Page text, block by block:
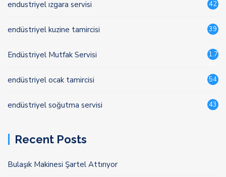
endustriyel ızgara servisi 42
endüstriyel kuzine tamircisi 39
Endüstriyel Mutfak Servisi
1.7
endüstriyel ocak tamircisi 54
endüstriyel soğutma servisi 43
Recent Posts
Bulaşık Makinesi Şartel Attırıyor